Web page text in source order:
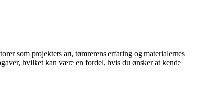
som projektets art, tømrerens erfaring og materialernes
hvilket kan være en fordel, hvis du ønsker at kende